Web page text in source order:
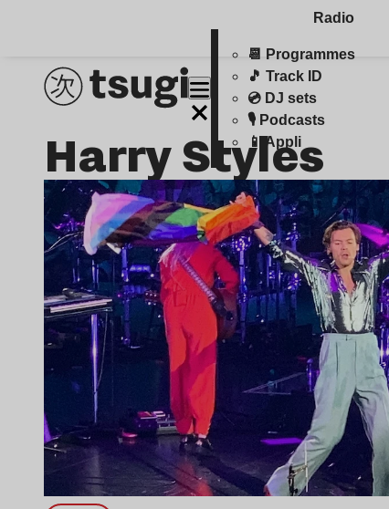
Radio
📆 Programmes
🎵 Track ID
💿 DJ sets
🎙️ Podcasts
📱 Appli
Harry Styles